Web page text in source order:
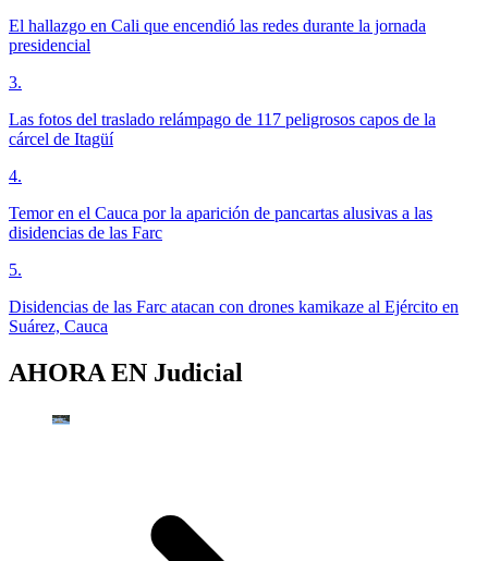
El hallazgo en Cali que encendió las redes durante la jornada
presidencial
3.
Las fotos del traslado relámpago de 117 peligrosos capos de la
cárcel de Itagüí
4.
Temor en el Cauca por la aparición de pancartas alusivas a las
disidencias de las Farc
5.
Disidencias de las Farc atacan con drones kamikaze al Ejército en
Suárez, Cauca
AHORA EN Judicial